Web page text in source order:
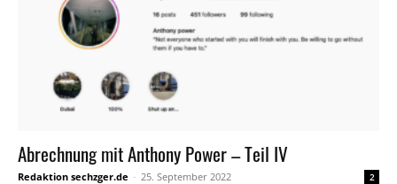
Abrechnung mit Anthony Power – Teil IV
Redaktion sechzger.de - 25. September 2022 2